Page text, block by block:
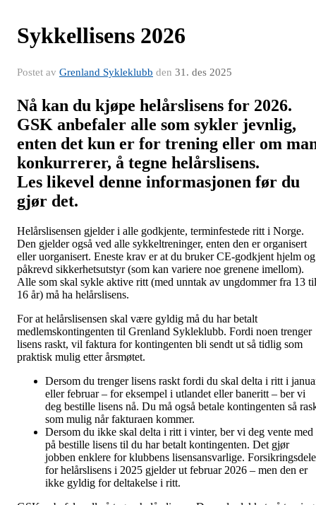
Sykkellisens 2026
Postet av Grenland Sykleklubb den 31. des 2025
Nå kan du kjøpe helårslisens for 2026.
GSK anbefaler alle som sykler jevnlig,
enten det kun er for trening eller om
konkurrerer, å tegne helårslisens.
Les likevel denne informasjonen før du
gjør det.
Helårslisensen gjelder i alle godkjente, terminfestede ritt i Norge.
Den gjelder også ved alle sykkeltreninger, enten den er organisert
eller uorganisert. Eneste krav er at du bruker CE-godkjent hjelm og
påkrevd sikkerhetsutstyr (som kan variere noe grenene imellom).
Alle som skal sykle aktive ritt (med unntak av ungdommer fra 13 til
16 år) må ha helårslisens.
For at helårslisensen skal være gyldig må du har betalt
medlemskontingenten til Grenland Sykleklubb. Fordi noen trenger
lisens raskt, vil faktura for kontingenten bli sendt ut så tidlig som
praktisk mulig etter årsmøtet.
Dersom du trenger lisens raskt fordi du skal delta i ritt i
eller februar – for eksempel i utlandet eller baneritt – ber vi
deg bestille lisens nå. Du må også betale kontingenten så
som mulig når fakturaen kommer.
Dersom du ikke skal delta i ritt i vinter, ber vi deg vente med
på bestille lisens til du har betalt kontingenten. Det gjør
jobben enklere for klubbens lisensansvarlige.
for helårslisens i 2025 gjelder ut februar 2026 – men den er
ikke gyldig for deltakelse i ritt.